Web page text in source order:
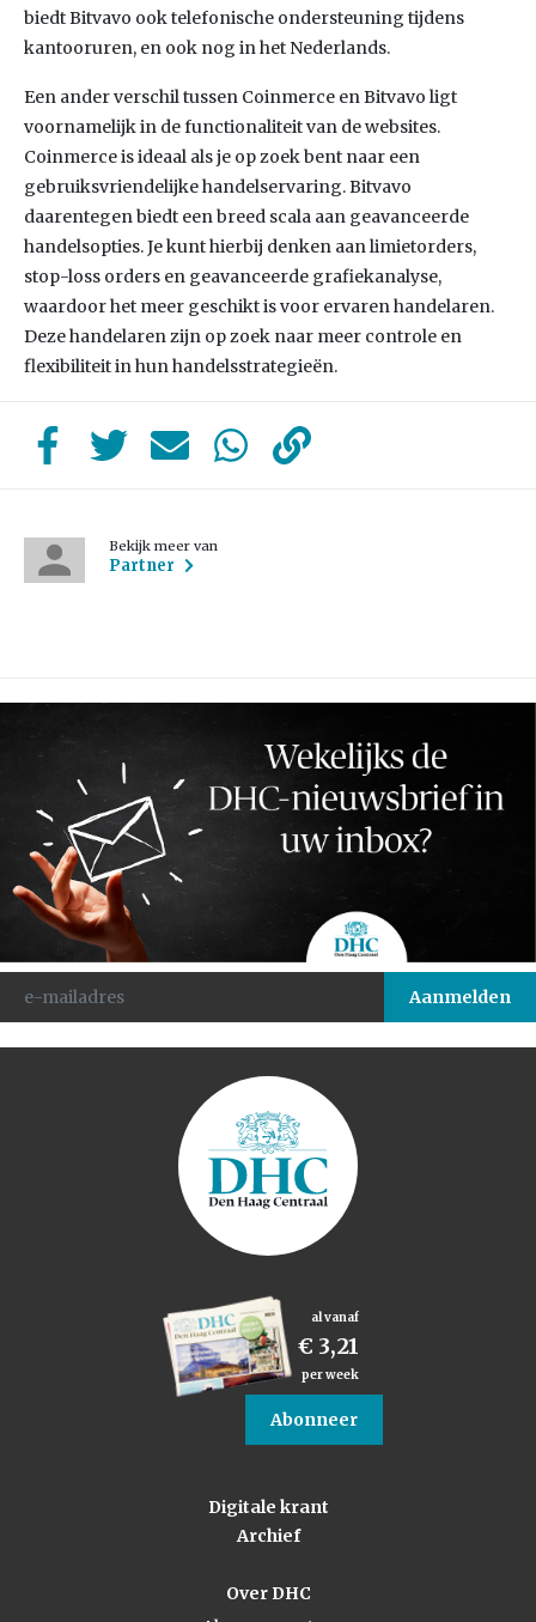
biedt Bitvavo ook telefonische ondersteuning tijdens
kantooruren, en ook nog in het Nederlands.
Een ander verschil tussen Coinmerce en Bitvavo ligt
voornamelijk in de functionaliteit van de websites.
Coinmerce is ideaal als je op zoek bent naar een
gebruiksvriendelijke handelservaring. Bitvavo
daarentegen biedt een breed scala aan geavanceerde
handelsopties. Je kunt hierbij denken aan limietorders,
stop-loss orders en geavanceerde grafiekanalyse,
waardoor het meer geschikt is voor ervaren handelaren.
Deze handelaren zijn op zoek naar meer controle en
flexibiliteit in hun handelsstrategieën.
Bekijk meer van
Partner
al vanaf
€ 3,21
per week
Abonneer
Digitale krant
Archief
Over DHC